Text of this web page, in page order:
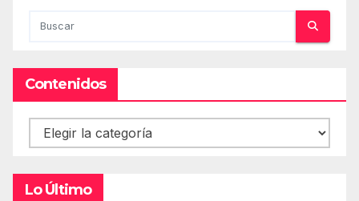
Contenidos
Contenidos
Lo Último